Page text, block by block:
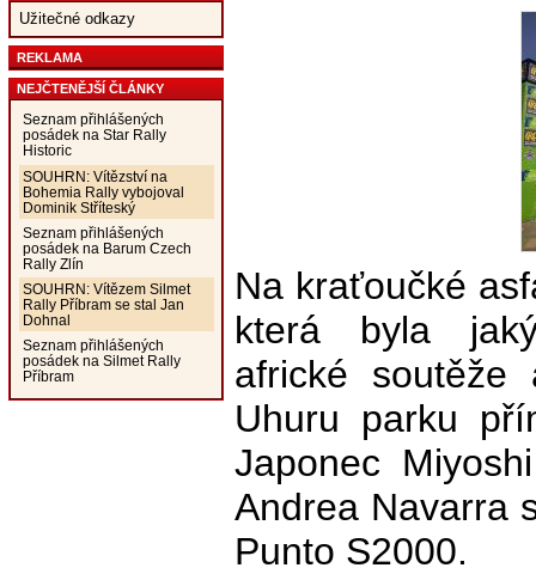
Užitečné odkazy
REKLAMA
NEJČTENĚJŠÍ ČLÁNKY
Seznam přihlášených
posádek na Star Rally
Historic
SOUHRN: Vítězství na
Bohemia Rally vybojoval
Dominik Stříteský
Seznam přihlášených
posádek na Barum Czech
Rally Zlín
SOUHRN: Vítězem Silmet
Rally Příbram se stal Jan
Dohnal
Seznam přihlášených
posádek na Silmet Rally
Příbram
Na kraťoučké
která byla
africké
Uhuru parku
Japonec
Andrea Navarra
Punto S2000.